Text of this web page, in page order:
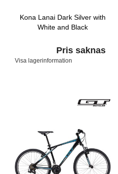
Kona Lanai Dark Silver with
White and Black
Pris saknas
Visa lagerinformation